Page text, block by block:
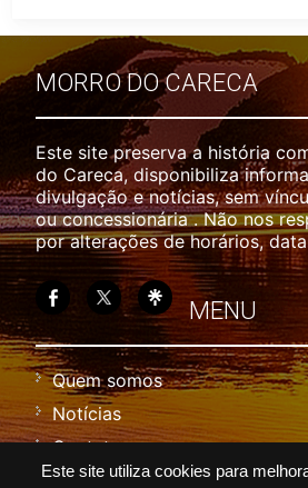
Este site utiliza cookies para
MORRO DO CARECA
Este site preserva a história
do Careca, disponibiliza
divulgação e notícias, sem
ou concessionária . Não nos
por alterações de horários,
MENU
Quem somos
Notícias
Contato
Política